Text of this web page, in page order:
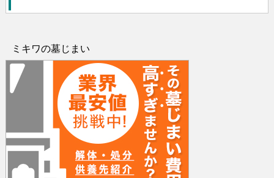
ミキワの墓じまい